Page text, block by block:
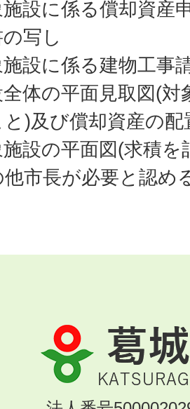
設に係る償却資産
写し
設に係る建物工事
体の平面見取図(対
と)及び償却資産の配
施設の平面図(求積を
他市長が必要と認め
葛
城
市
KATSURAGI